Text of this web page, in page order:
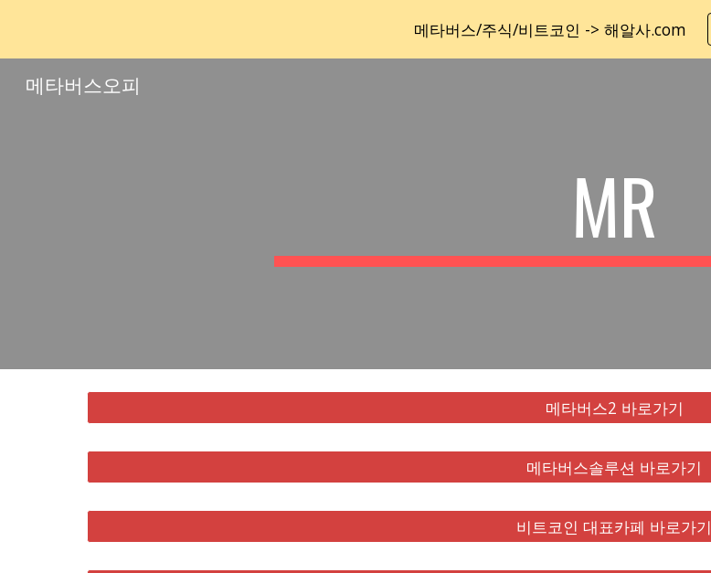
Skip to main content
메타버스/주식/비트코인 -> 해알사.com
메타버스오피
MR
메타버스2 바로가기
메타버스솔루션 바로가기
비트코인 대표카페 바로가기